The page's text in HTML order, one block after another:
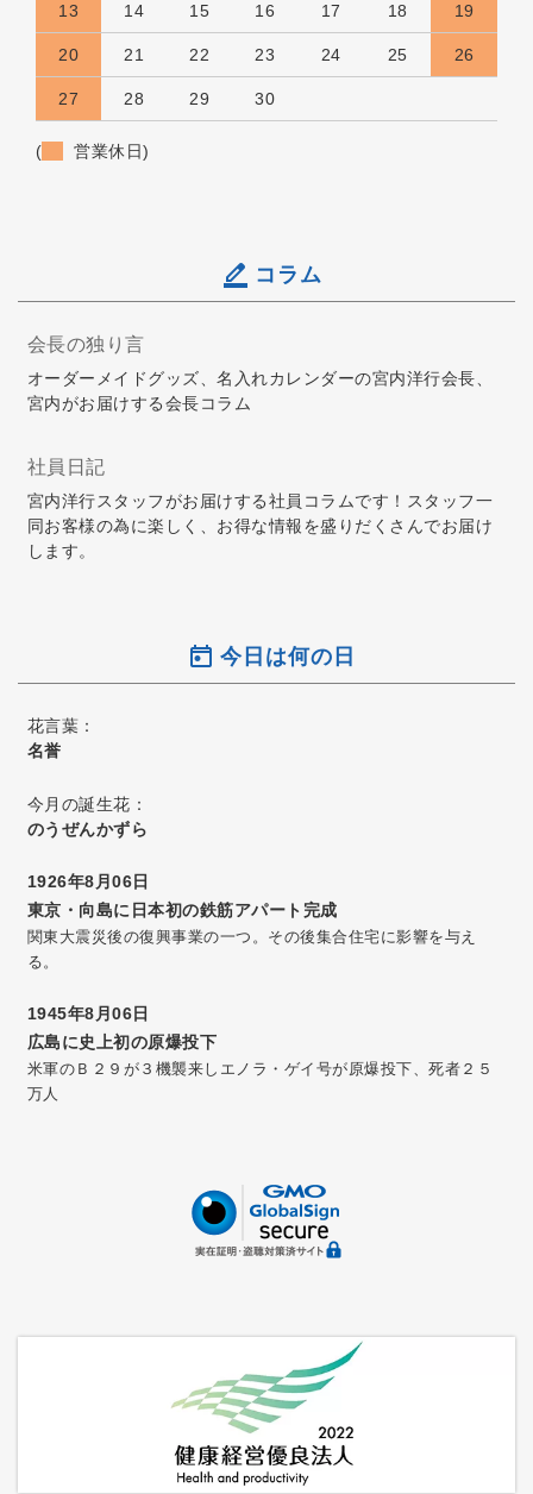
13 14 15 16 17 18 19
20 21 22 23 24 25 26
27 28 29 30
( 営業休日)
コラム
会長の独り言
オーダーメイドグッズ、名入れカレンダーの宮内洋行会長、
宮内がお届けする会長コラム
社員日記
宮内洋行スタッフがお届けする社員コラムです！スタッフ一
同お客様の為に楽しく、お得な情報を盛りだくさんでお届け
します。
今日は何の日
花言葉：
名誉
今月の誕生花：
のうぜんかずら
1926年8月06日
東京・向島に日本初の鉄筋アパート完成
関東大震災後の復興事業の一つ。その後集合住宅に影響を与え
る。
1945年8月06日
広島に史上初の原爆投下
米軍のＢ２９が３機襲来しエノラ・ゲイ号が原爆投下、死者２５
万人